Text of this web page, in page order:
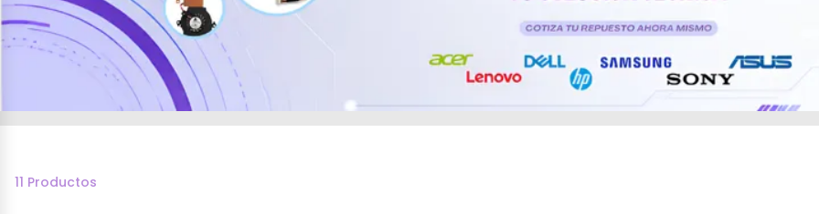
11 Productos